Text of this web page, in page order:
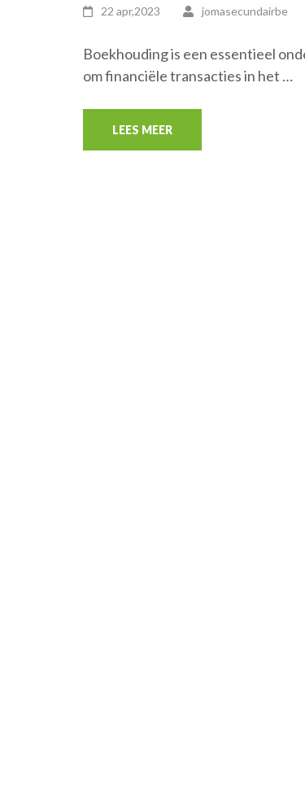
22 apr,2023 jomasecundairbe
Boekhouding is een essentieel
om financiële transacties in het …
LEES MEER